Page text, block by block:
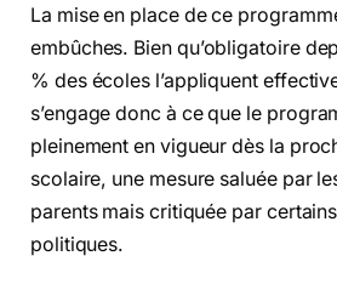
La mise en place de ce
embûches. Bien qu’obligatoire
% des écoles l’appliquent
s’engage donc à ce que le
pleinement en vigueur dès la
scolaire, une mesure saluée par
parents mais critiquée par
politiques.